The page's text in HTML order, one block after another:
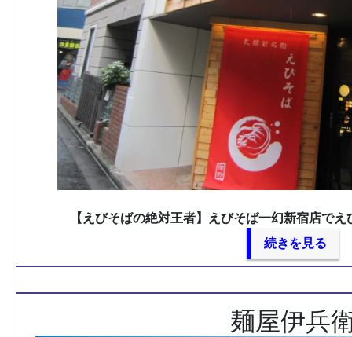
【えびそばの絶対王者】えびそば一幻新宿店で
続きを見る
麺屋伊兵